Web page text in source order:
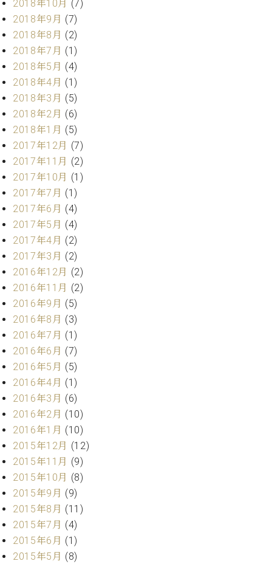
W.
ホ
フ
マ
ン
プ
ロ
フ
ェ
ッ
シ
ョ
ナ
ル
W.
ホ
フ
マ
ン
ト
ラ
デ
ィ
シ
ョ
ン
W.
ホ
フ
マ
ン
ヴ
ィ
ジ
ョ
ン
(PDF)
お
問
い
合
本
社
：
八
子
・
技
営
業
セ
ン
タ
ー
ス
タ
ッ
フ
ご
拶
技
術
者
紹
介
展示
情報
【ユ
ーロ
2018年10月
(7)
2018年9月 (7)
2018年8月 (2)
2018年7月 (1)
2018年5月 (4)
2018年4月 (1)
2018年3月 (5)
2018年2月 (6)
2018年1月 (5)
2017年12月 (7)
2017年11月 (2)
2017年10月 (1)
2017年7月 (1)
2017年6月 (4)
2017年5月 (4)
2017年4月 (2)
2017年3月 (2)
2016年12月 (2)
2016年11月 (2)
2016年9月 (5)
2016年8月 (3)
2016年7月 (1)
2016年6月 (7)
2016年5月 (5)
2016年4月 (1)
2016年3月 (6)
2016年2月 (10)
2016年1月 (10)
2015年12月 (12)
2015年11月 (9)
2015年10月 (8)
2015年9月 (9)
2015年8月 (11)
2015年7月 (4)
2015年6月 (1)
2015年5月 (8)